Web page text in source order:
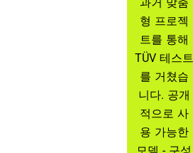
형 프로젝
트를 통해
TÜV 테스트
를 거쳤습
니다. 공개
적으로 사
용 가능한
모델 - 구성